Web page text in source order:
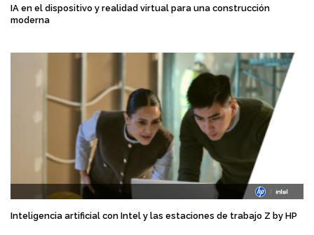
IA en el dispositivo y realidad virtual para una construcción
moderna
Inteligencia artificial con Intel y las estaciones de trabajo Z by HP